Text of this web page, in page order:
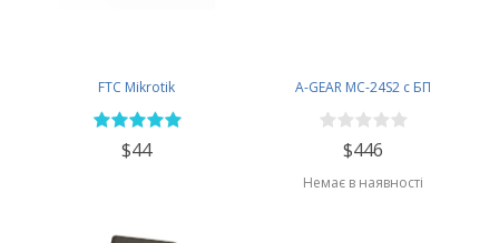
FTC Mikrotik
$44
A-GEAR MC-24S2 с БП
$446
Немає в наявності